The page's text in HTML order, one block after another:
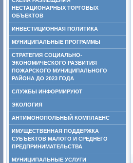
НЕСТАЦИОНАРНЫХ ТОРГОВЫХ
ОБЪЕКТОВ
ИНВЕСТИЦИОННАЯ ПОЛИТИКА
МУНИЦИПАЛЬНЫЕ ПРОГРАММЫ
СТРАТЕГИЯ СОЦИАЛЬНО-
ЭКОНОМИЧЕСКОГО РАЗВИТИЯ
ПОЖАРСКОГО МУНИЦИПАЛЬНОГО
РАЙОНА ДО 2023 ГОДА
СЛУЖБЫ ИНФОРМИРУЮТ
ЭКОЛОГИЯ
АНТИМОНОПОЛЬНЫЙ КОМПЛАЕНС
ИМУЩЕСТВЕННАЯ ПОДДЕРЖКА
СУБЪЕКТОВ МАЛОГО И СРЕДНЕГО
ПРЕДПРИНИМАТЕЛЬСТВА
МУНИЦИПАЛЬНЫЕ УСЛУГИ